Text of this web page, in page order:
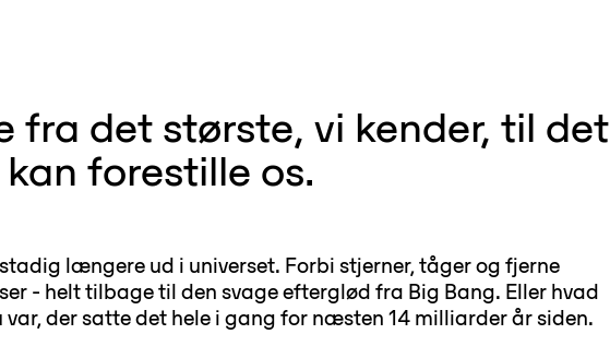
fra det største, vi kender, til det
forestille os.
længere ud i universet. Forbi stjerner, tåger og fjerne
- helt tilbage til den svage efterglød fra Big Bang. Eller hvad
var, der satte det hele i gang for næsten 14 milliarder år siden.